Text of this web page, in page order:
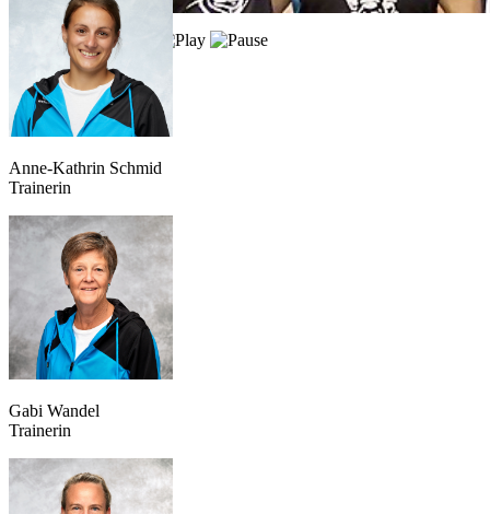
Anne-Kathrin Schmid
Trainerin
Gabi Wandel
Trainerin